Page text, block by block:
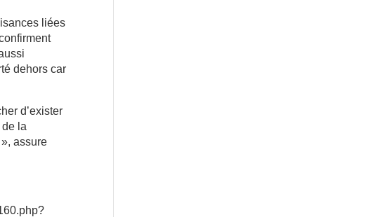
liées
dehors car
d’exister
la
assure